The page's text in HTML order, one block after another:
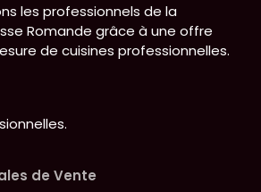
les professionnels de la
Romande grâce à une offre
de cuisines professionnelles.
de Vente